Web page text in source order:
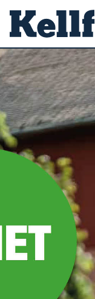
Startsida Reservdelar